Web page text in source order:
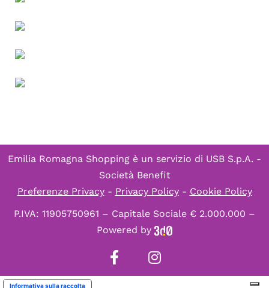
Emilia Romagna Shopping è un servizio di USB S.p.A. -
Società Benefit
Preferenze Privacy- Privacy Policy- Cookie Policy
P.IVA: 11905750961 – Capitale Sociale € 2.000.000 –
Powered by
Informativa sulla raccolta